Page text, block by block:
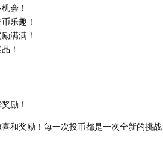
会！
乐趣！
满满！
！
励！
和奖励！每一次投币都是一次全新的挑